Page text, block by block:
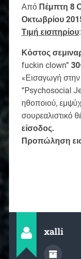
Από Πέμπτη 8
Οκτωβρίου
Τιμή εισιτηρίου
Κόστος
fuckin clown”
«Εισαγωγή
“Psychosocial
ηθοποιού,
σουρεαλιστικό
είσοδος.
Προπώληση
xalli